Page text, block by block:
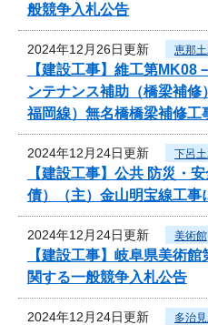
般競争入札公告
2024年12月26日更新 恵那
【建設工事】維工第
ンテナンス補助（橋梁補修
福岡線）無名橋橋梁補修工
2024年12月24日更新 下呂
【建設工事】公共 防災・
債）（主）金山明宝線工
2024年12月24日更新 美術館
【建設工事】岐阜県美術
関する一般競争入札公告
2024年12月24日更新 多治